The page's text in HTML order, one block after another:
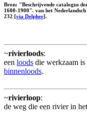
Bron: "Beschrijvende catalogus der
1600-1900". van het
232 [via Delpher].
~rivierloods:
een loods die werkzaam
binnenloods.
~rivierloop:
de weg die een rivier in